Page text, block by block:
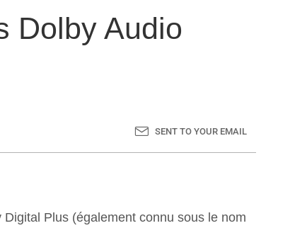
Dolby Audio
SENT TO YOUR EMAIL
Plus (également connu sous le nom